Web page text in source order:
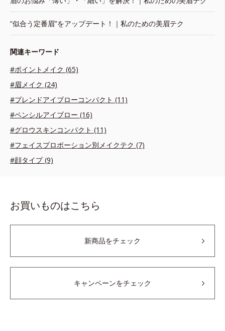
“似合う定番眉”をアップデート！｜私のための美眉テク
関連キーワード
#ポイントメイク (65)
#眉メイク (24)
#ブレンドアイブローコンパクト (11)
#ペンシルアイブロー (16)
#グロウスキンコンパクト (11)
#フェイスプロポーション別メイクテク (7)
#顔タイプ (9)
お買いものはこちら
新商品をチェック
キャンペーンをチェック